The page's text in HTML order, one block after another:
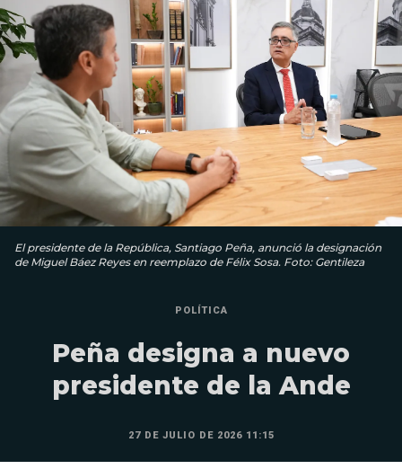
El presidente de la República, Santiago Peña, anunció la designación
de Miguel Báez Reyes en reemplazo de Félix Sosa. Foto: Gentileza
POLÍTICA
Peña designa a nuevo
presidente de la Ande
27 DE JULIO DE 2026 11:15